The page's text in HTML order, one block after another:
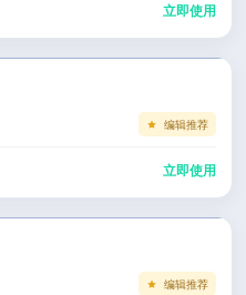
立即使用
编辑推荐
立即使用
编辑推荐